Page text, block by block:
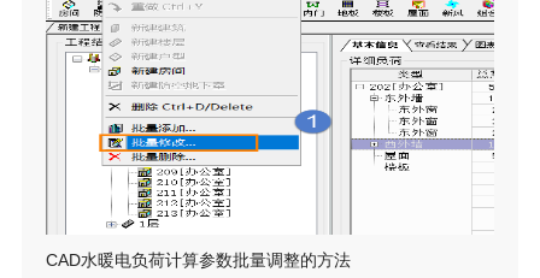
将普通墙体转化为玻璃幕墙，CAD水暖电转为幕墙的功能如
何使用？步骤指引：1. 点击水暖电菜单...
CAD水暖电负荷计算参数批量调整的方法